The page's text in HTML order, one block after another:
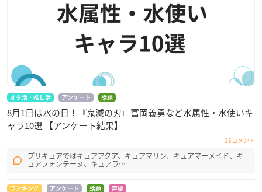
オタ活・推し活 アンケート 話題
8月1日は水の日！『鬼滅の刃』冨岡義勇など水属性・水使いキ
ャラ10選 【アンケート結果】
15コメント
プリキュアではキュアアクア、キュアマリン、キュアマーメイド、キ
ュアフォンテーヌ、キュアラ…
ランキング アンケート 話題 声優